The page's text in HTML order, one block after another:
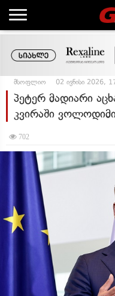
მსოფლიო 02 ივნისი 2026,
პეტერ მადიარი
კვირაში
702